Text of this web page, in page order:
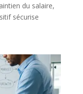
du salaire,
sécurise